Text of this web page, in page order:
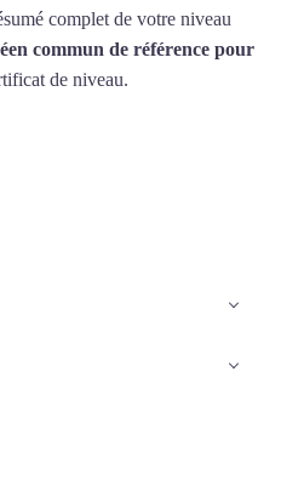
complet de votre niveau
commun de référence pour
de niveau.